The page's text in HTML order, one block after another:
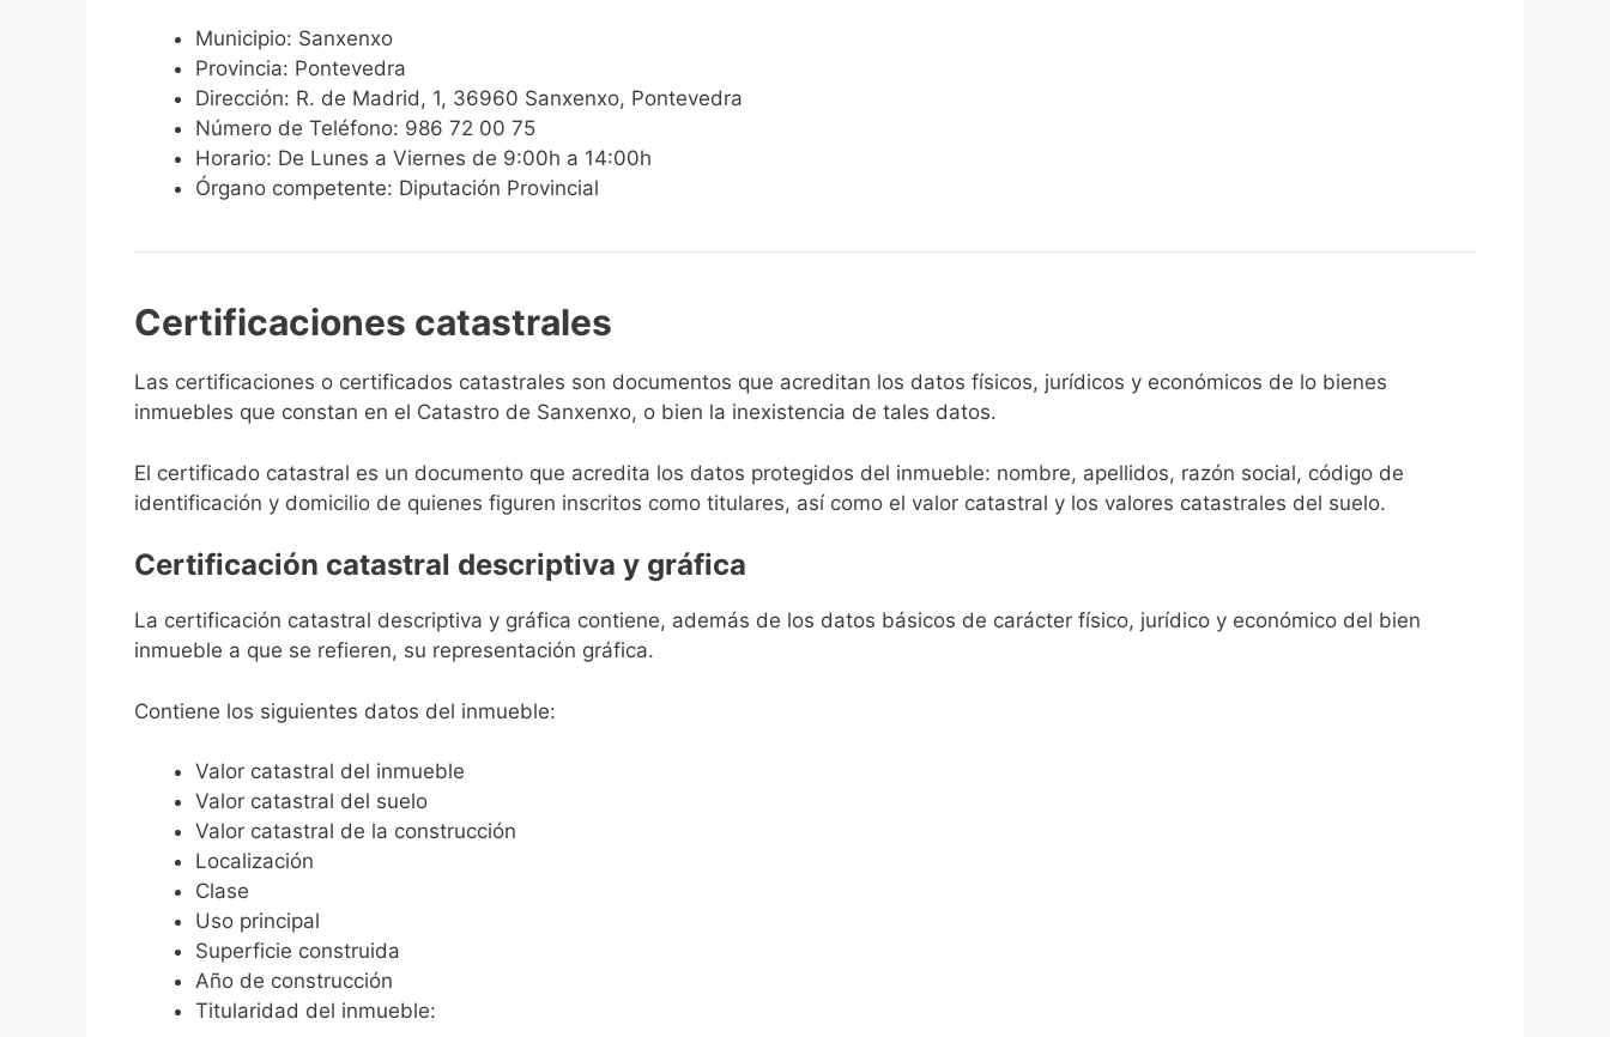
Municipio: Sanxenxo
Provincia: Pontevedra
Dirección: R. de Madrid, 1, 36960 Sanxenxo, Pontevedra
Número de Teléfono: 986 72 00 75
Horario: De Lunes a Viernes de 9:00h a 14:00h
Órgano competente: Diputación Provincial
Certificaciones catastrales
Las certificaciones o certificados catastrales son documentos que acreditan los datos físicos, jurídicos y económicos de lo bienes
inmuebles que constan en el Catastro de Sanxenxo, o bien la inexistencia de tales datos.
El certificado catastral es un documento que acredita los datos protegidos del inmueble: nombre, apellidos, razón social, código de
identificación y domicilio de quienes figuren inscritos como titulares, así como el valor catastral y los valores catastrales del suelo.
Certificación catastral descriptiva y gráfica
La certificación catastral descriptiva y gráfica contiene, además de los datos básicos de carácter físico, jurídico y económico del bien
inmueble a que se refieren, su representación gráfica.
Contiene los siguientes datos del inmueble:
Valor catastral del inmueble
Valor catastral del suelo
Valor catastral de la construcción
Localización
Clase
Uso principal
Superficie construida
Año de construcción
Titularidad del inmueble: